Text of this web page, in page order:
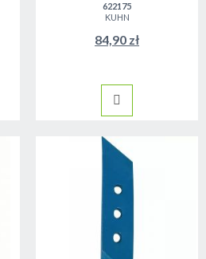
622175
KUHN
84,90 zł